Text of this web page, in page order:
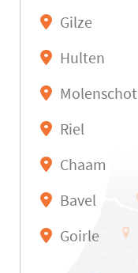
Gilze
Hulten
Molenschot
Riel
Chaam
Bavel
Goirle